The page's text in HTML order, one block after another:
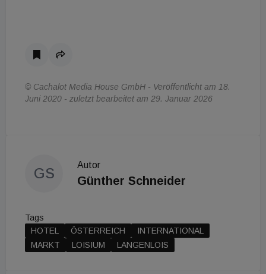
© Cachalot Media House GmbH - Veröffentlicht am 18.
Juni 2020 - zuletzt bearbeitet am 29. Januar 2026
GS
Autor
Günther Schneider
Tags
HOTEL
ÖSTERREICH
INTERNATIONAL
MARKT
LOISIUM LANGENLOIS